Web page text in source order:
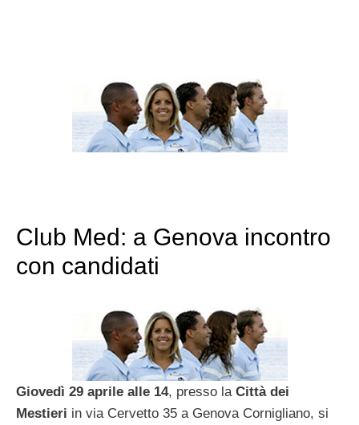
Club Med: a Genova incontro
con candidati
Giovedì 29 aprile alle 14, presso la Città dei
Mestieri in via Cervetto 35 a Genova Cornigliano, si